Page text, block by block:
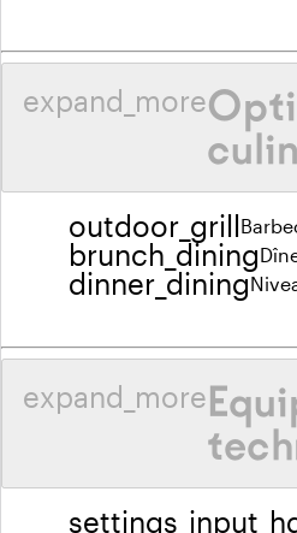
expand_more
outdoor_grill
brunch_dining
dinner_dining
expand_more